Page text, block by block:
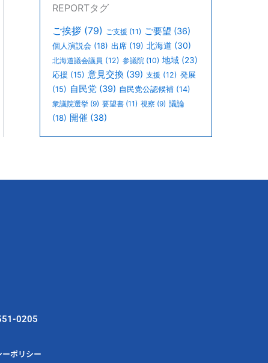
REPORTタグ
ご挨拶 (79) ご支援 (11) ご要望 (36)
個人演説会 (18) 出席 (19) 北海道 (30)
北海道議会議員 (12) 参議院 (10) 地域 (23)
応援 (15) 意見交換 (39) 支援 (12) 発展
(15) 自民党 (39) 自民党公認候補 (14)
衆議院選挙 (9) 要望書 (11) 視察 (9) 議論
(18) 開催 (38)
0205
ポリシー